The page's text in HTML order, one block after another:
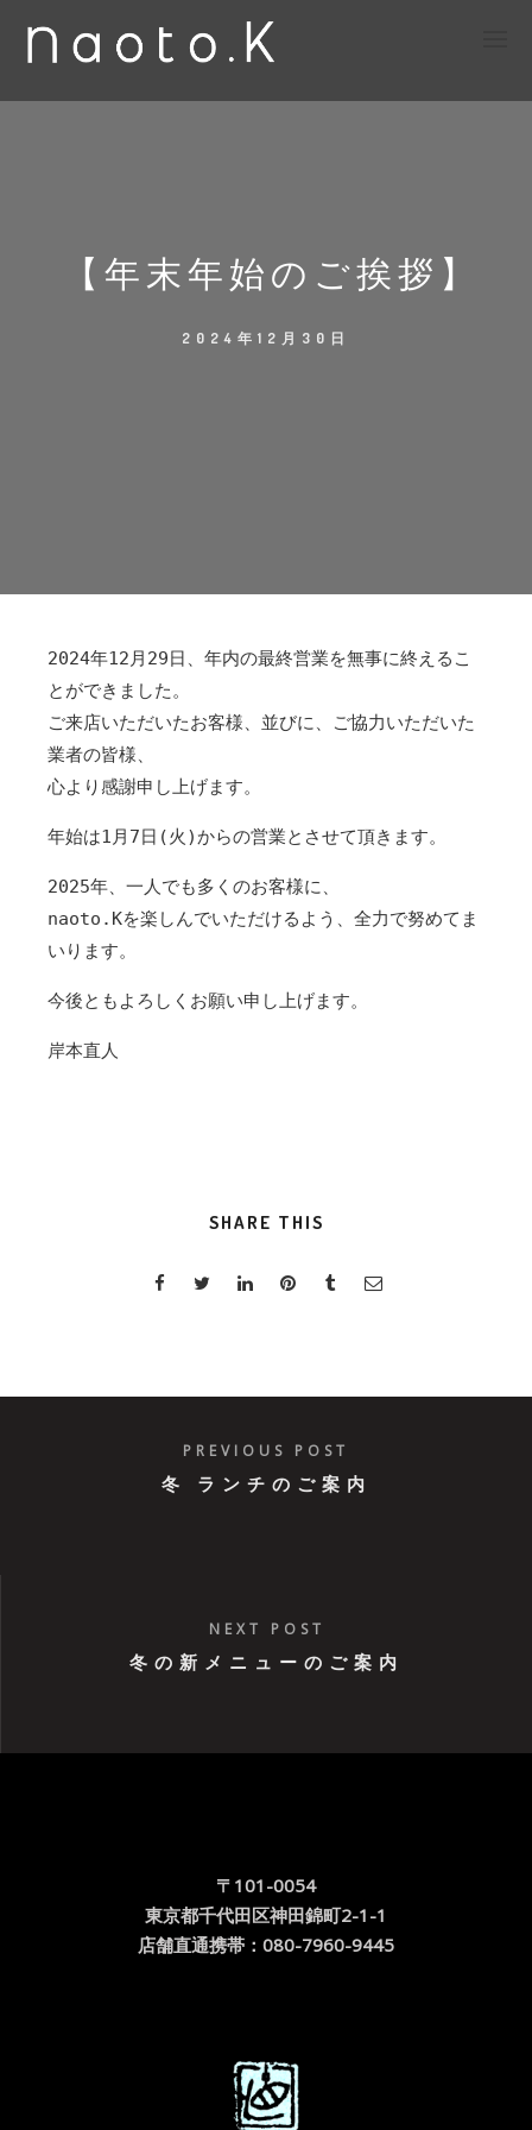
【年末年始のご挨拶】
2024年12月30日
2024年12月29日、年内の最終営業を無事に終えるこ
とができました。
ご来店いただいたお客様、並びに、ご協力いただいた
業者の皆様、
心より感謝申し上げます。
年始は1月7日(火)からの営業とさせて頂きます。
2025年、一人でも多くのお客様に、
naoto.Kを楽しんでいただけるよう、全力で努めてま
いります。
今後ともよろしくお願い申し上げます。
岸本直人
SHARE THIS
PREVIOUS POST
冬 ランチのご案内
NEXT POST
冬の新メニューのご案内
〒101-0054
東京都千代田区神田錦町2-1-1
店舗直通携帯：080-7960-9445